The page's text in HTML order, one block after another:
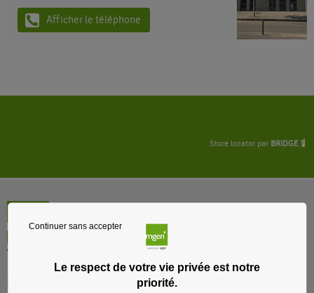
Le respect de votre vie privée est notre
priorité.
Continuer sans accepter
Afficher le téléphone
Store locator par BRIDGE